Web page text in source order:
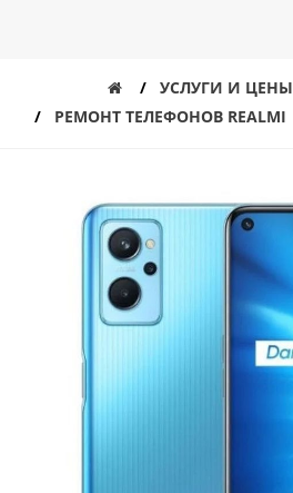
УСЛУГИ И ЦЕНЫ
РЕМОНТ ТЕЛЕФОНОВ REALMI